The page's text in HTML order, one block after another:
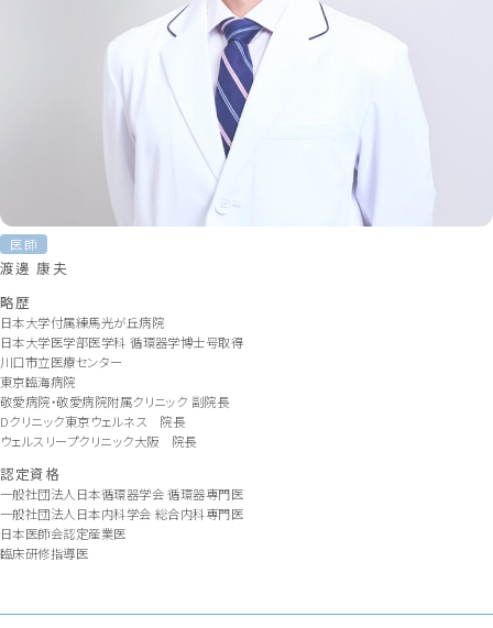
医師
渡邊 康夫
略歴
日本大学付属練馬光が丘病院
日本大学医学部医学科 循環器学博士号取得
川口市立医療センター
東京臨海病院
敬愛病院・敬愛病院附属クリニック 副院長
Dクリニック東京ウェルネス 院長
ウェルスリープクリニック大阪 院長
認定資格
一般社団法人日本循環器学会 循環器専門医
一般社団法人日本内科学会 総合内科専門医
日本医師会認定産業医
臨床研修指導医